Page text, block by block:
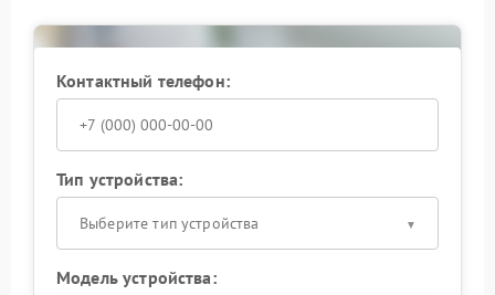
Контактный телефон:
Тип устройства:
Выберите тип устройства
Модель устройства: